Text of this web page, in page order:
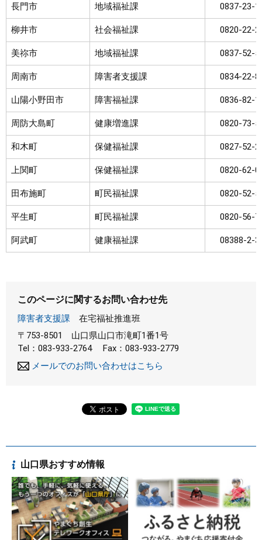
長門市 地域福祉課 0837-23-
柳井市 社会福祉課 0820-22-
美祢市 地域福祉課 0837-52-
周南市 障害者支援課 0834-22-
山陽小野田市 障害福祉課 0836-82-
周防大島町 健康増進課 0820-73-
和木町 保健福祉課 0827-52-
上関町 保健福祉課 0820-62-
田布施町 町民福祉課 0820-52-
平生町 町民福祉課 0820-56-
阿武町 健康福祉課 08388-2-
このページに関するお問い合わせ先
障害者支援課
在宅福祉推進班
〒753-8501
山口県山口市滝町1番1号
Tel：083-933-2764
Fax：083-933-2779
メールでのお問い合わせはこちら
山口県おすすめ情報